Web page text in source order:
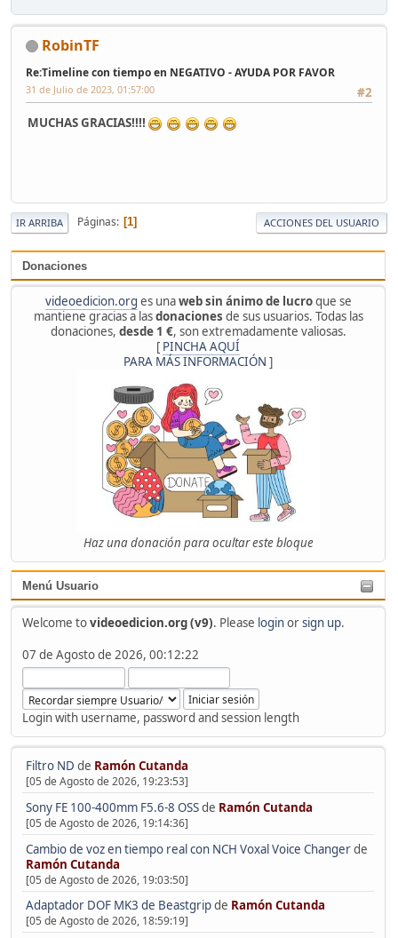
Donaciones
videoedicion.org es unaweb sin ánimo de lucroque se
mantiene gracias a lasdonaciones de sus usuarios. Todas las
donaciones, desde 1 €, son extremadamente valiosas.
[ PINCHA AQUÍ
PARA MÁS INFORMACIÓN ]
Haz una donación para ocultar este bloque
Menú Usuario
Welcome tovideoedicion.org (v9). Please loginorsign up.
07 de Agosto de 2026, 00:12:22
Login with username, password and session length
Filtro ND de Ramón Cutanda
[05 de Agosto de 2026, 19:23:53]
Sony FE 100-400mm F5.6-8 OSSde Ramón Cutanda
[05 de Agosto de 2026, 19:14:36]
Cambio de voz en tiempo real con NCH Voxal Voice Changerde
Ramón Cutanda
[05 de Agosto de 2026, 19:03:50]
Adaptador DOF MK3 de Beastgripde Ramón Cutanda
[05 de Agosto de 2026, 18:59:19]
RobinTF
Re:Timeline con tiempo en NEGATIVO - AYUDA POR FAVOR
#2
31 de Julio de 2023, 01:57:00
MUCHAS GRACIAS!!!!
IR ARRIBA Páginas 1 ACCIONES DEL USUARIO